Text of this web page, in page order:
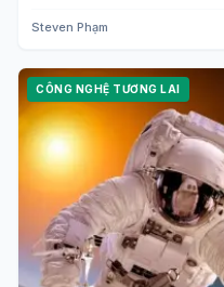
Steven Phạm
CÔNG NGHỆ TƯƠNG LAI